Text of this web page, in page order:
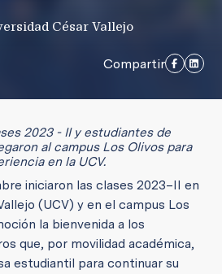
César Vallejo
Compartir
2023 - II y estudiantes de
al campus Los Olivos para
en la UCV.
iniciaron las clases 2023–II en
(UCV) y en el campus Los
la bienvenida a los
que, por movilidad académica,
estudiantil para continuar su